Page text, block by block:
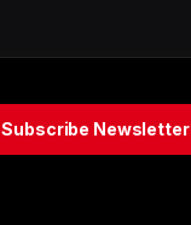
Subscribe Newsletter